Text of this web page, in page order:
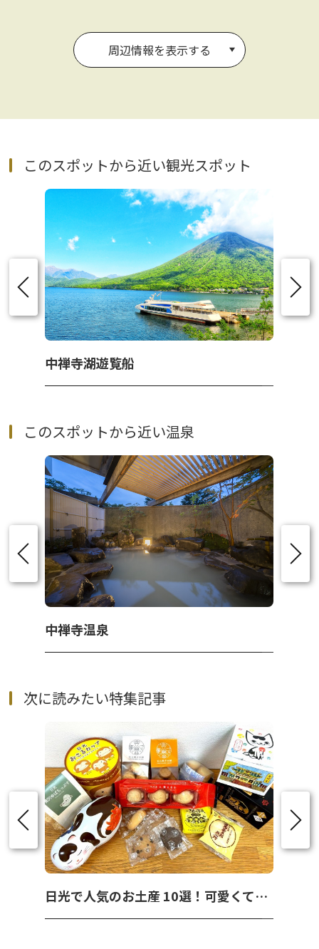
周辺情報を表示する
このスポットから近い観光スポット
中禅寺湖遊覧船
このスポットから近い温泉
中禅寺温泉
次に読みたい特集記事
日光で人気のお土産 10選！可愛くて美味しいお菓子を紹介！